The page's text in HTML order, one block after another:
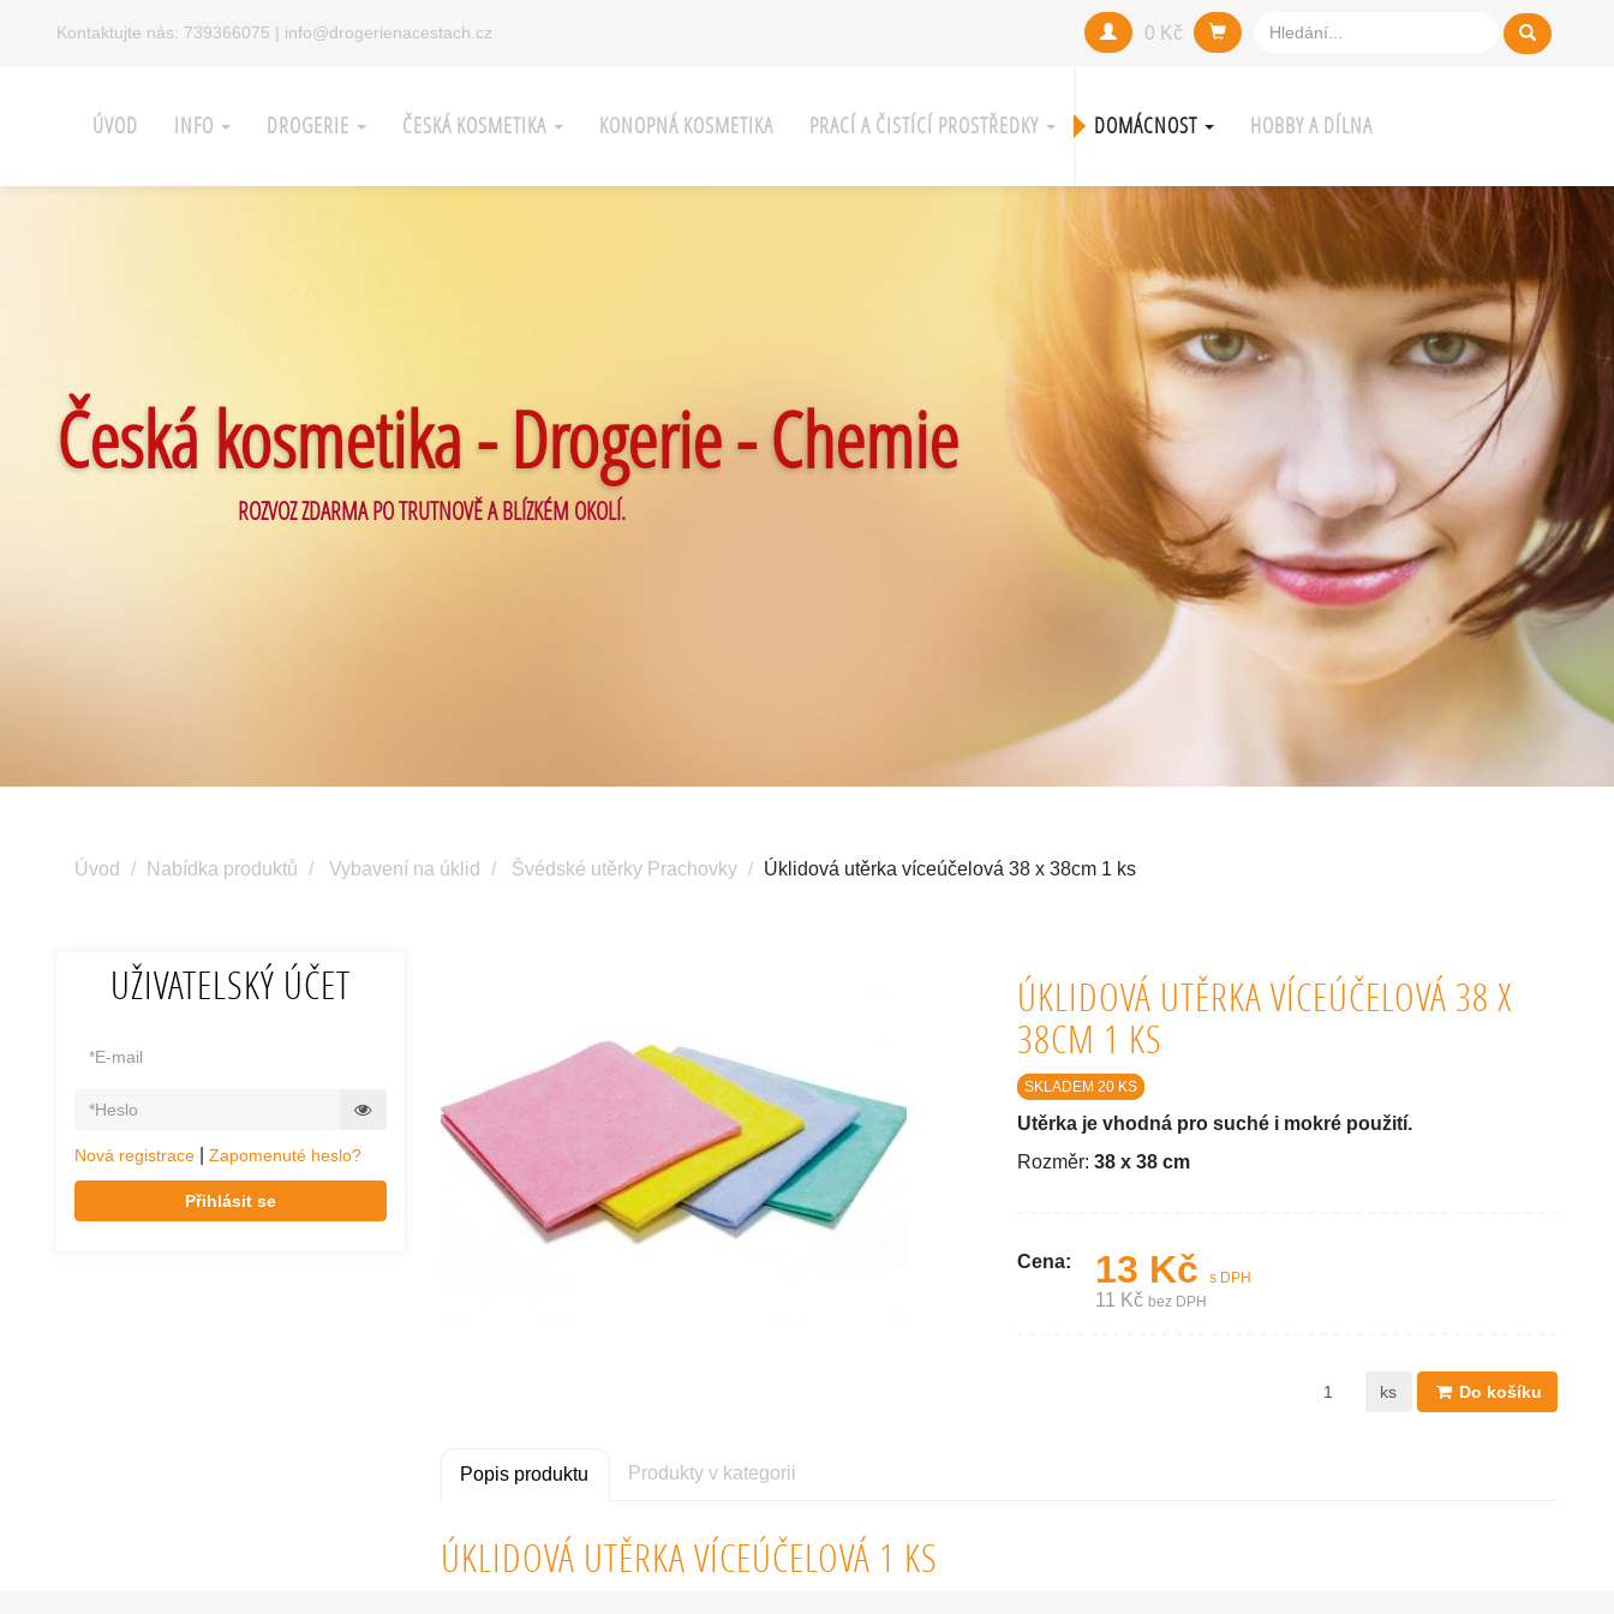
Kontaktujte nás: 739366075 | info@drogerienacestach.cz 0 Kč
ÚVOD INFO DROGERIE ČESKÁ KOSMETIKA KONOPNÁ KOSMETIKA PRACÍ A ČISTÍCÍ PROSTŘEDKY DOMÁCNOST HOBBY A DÍLNA
Česká kosmetika - Drogerie - Chemie
ROZVOZ ZDARMA PO TRUTNOVĚ A BLÍZKÉM OKOLÍ.
Úvod Nabídka produktů Vybavení na úklid Švédské utěrky Prachovky Úklidová utěrka víceúčelová 38 x 38cm 1 ks
UŽIVATELSKÝ ÚČET
Nová registrace Zapomenuté heslo?
Přihlásit se
ÚKLIDOVÁ UTĚRKA VÍCEÚČELOVÁ 38 X
38CM 1 KS
SKLADEM 20 KS
Utěrka je vhodná pro suché i mokré použití.
Rozměr: 38 x 38 cm
Cena: 13 Kč s DPH
11 Kč bez DPH
ks Do košíku
Popis produktu Produkty v kategorii
ÚKLIDOVÁ UTĚRKA VÍCEÚČELOVÁ 1 KS